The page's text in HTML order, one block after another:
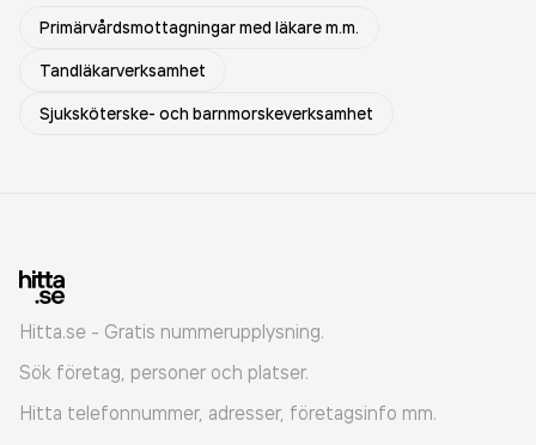
Primärvårdsmottagningar med läkare m.m.
Tandläkarverksamhet
Sjuksköterske- och barnmorskeverksamhet
Hitta.se - Gratis nummerupplysning.
Sök företag, personer och platser.
Hitta telefonnummer, adresser, företagsinfo mm.